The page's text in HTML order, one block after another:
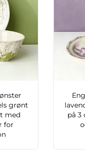
grønt
med
for
på 3